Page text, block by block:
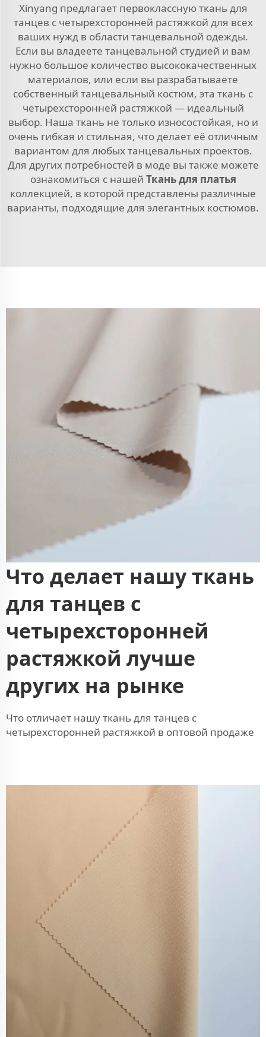
Xinyang предлагает первоклассную ткань для
танцев с четырехсторонней растяжкой для всех
ваших нужд в области танцевальной одежды.
Если вы владеете танцевальной студией и вам
нужно большое количество высококачественных
материалов, или если вы разрабатываете
собственный танцевальный костюм, эта ткань с
четырехсторонней растяжкой — идеальный
выбор. Наша ткань не только износостойкая, но и
очень гибкая и стильная, что делает её отличным
вариантом для любых танцевальных проектов.
Для других потребностей в моде вы также можете
ознакомиться с нашей Ткань для платья
коллекцией, в которой представлены различные
варианты, подходящие для элегантных костюмов.
Что делает нашу ткань
для танцев с
четырехсторонней
растяжкой лучше
других на рынке
Что отличает нашу ткань для танцев с
четырехсторонней растяжкой в оптовой продаже